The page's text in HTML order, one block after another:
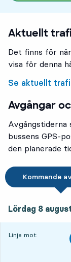
Aktuellt
Det finns för
visa för denna
Se aktuellt
Avgångar
Avgångstiderna
bussens GPS-
den planerade
Kommande
Lördag 8
Linje mot:
,